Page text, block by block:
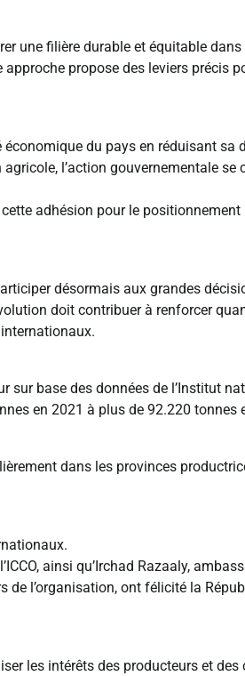
une filière durable et équitable dans
propose des leviers précis
du pays en réduisant sa
l’action gouvernementale se
adhésion pour le
désormais aux grandes
doit contribuer à renforcer
sur base des données de l’Institut
en 2021 à plus de 92.220 tonnes
dans les provinces
ainsi qu’Irchad Razaaly,
de l’organisation, ont félicité la
les intérêts des producteurs et des